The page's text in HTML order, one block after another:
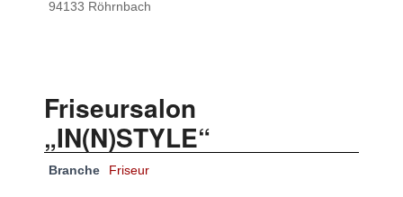
94133 Röhrnbach
Friseursalon
„IN(N)STYLE“
Branche Friseur